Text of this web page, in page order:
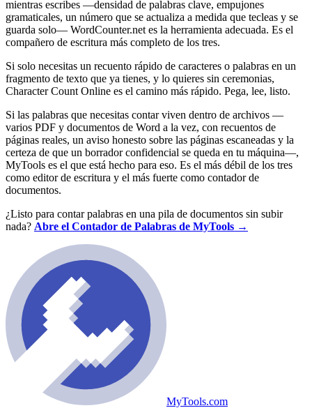
mientras escribes —densidad de palabras clave, empujones
gramaticales, un número que se actualiza a medida que tecleas y se
guarda solo— WordCounter.net es la herramienta adecuada. Es el
compañero de escritura más completo de los tres.
Si solo necesitas un recuento rápido de caracteres o palabras en un
fragmento de texto que ya tienes, y lo quieres sin ceremonias,
Character Count Online es el camino más rápido. Pega, lee, listo.
Si las palabras que necesitas contar viven dentro de archivos —
varios PDF y documentos de Word a la vez, con recuentos de
páginas reales, un aviso honesto sobre las páginas escaneadas y la
certeza de que un borrador confidencial se queda en tu máquina—,
MyTools es el que está hecho para eso. Es el más débil de los tres
como editor de escritura y el más fuerte como contador de
documentos.
¿Listo para contar palabras en una pila de documentos sin subir
nada? Abre el Contador de Palabras de MyTools →
MyTools.com